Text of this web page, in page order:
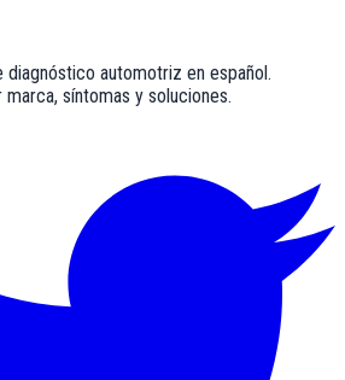
diagnóstico automotriz en español.
síntomas y soluciones.